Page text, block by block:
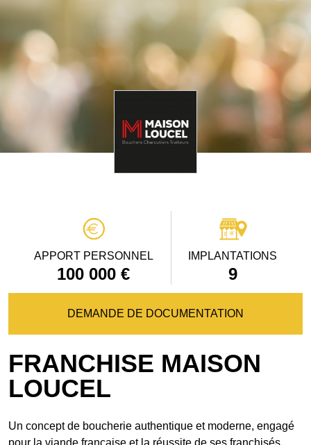
APPORT PERSONNEL
100 000 €
IMPLANTATIONS
9
DEMANDE DE DOCUMENTATION
FRANCHISE MAISON
LOUCEL
Un concept de boucherie authentique et moderne, engagé
pour la viande française et la réussite de ses franchisés.